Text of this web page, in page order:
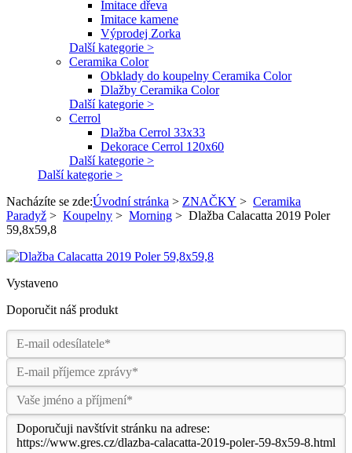
Imitace dřeva
Imitace kamene
Výprodej Zorka
Další kategorie >
Ceramika Color
Obklady do koupelny Ceramika Color
Dlažby Ceramika Color
Další kategorie >
Cerrol
Dlažba Cerrol 33x33
Dekorace Cerrol 120x60
Další kategorie >
Další kategorie >
Nacházíte se zde:Úvodní stránka > ZNAČKY > Ceramika
Paradyž > Koupelny > Morning > Dlažba Calacatta 2019 Poler
59,8x59,8
Vystaveno
Doporučit náš produkt